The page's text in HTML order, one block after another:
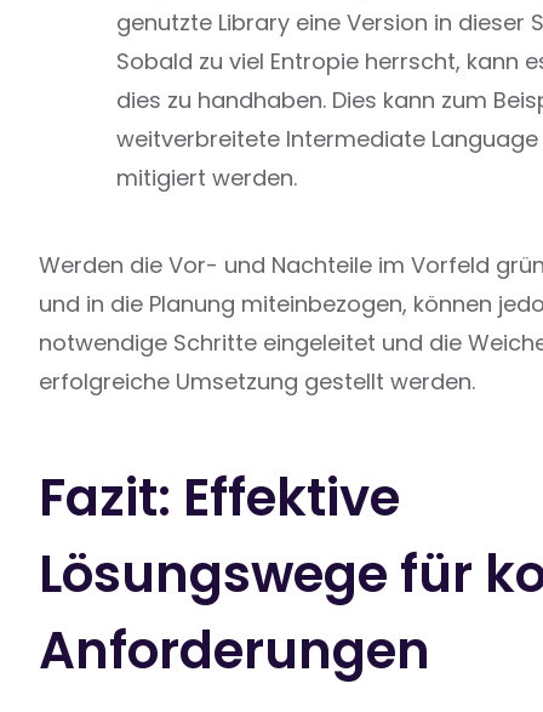
genutzte Library eine Version in dieser
Sobald zu viel Entropie herrscht, kann
dies zu handhaben. Dies kann zum
weitverbreitete Intermediate
mitigiert werden.
Werden die Vor- und Nachteile im Vorfeld
und in die Planung miteinbezogen, können
notwendige Schritte eingeleitet und die
erfolgreiche Umsetzung gestellt werden.‍
Fazit: Effektive
Lösungswege für
Anforderungen